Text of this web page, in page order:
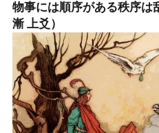
物事には順序がある秩序は
漸 上爻）